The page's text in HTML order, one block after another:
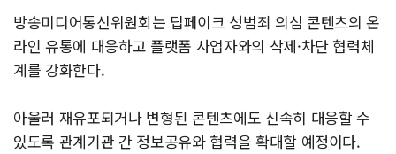
방송미디어통신위원회는 딥페이크 성범죄 의심 콘텐츠의 온
라인 유통에 대응하고 플랫폼 사업자와의 삭제·차단 협력체
계를 강화한다.
아울러 재유포되거나 변형된 콘텐츠에도 신속히 대응할 수
있도록 관계기관 간 정보공유와 협력을 확대할 예정이다.